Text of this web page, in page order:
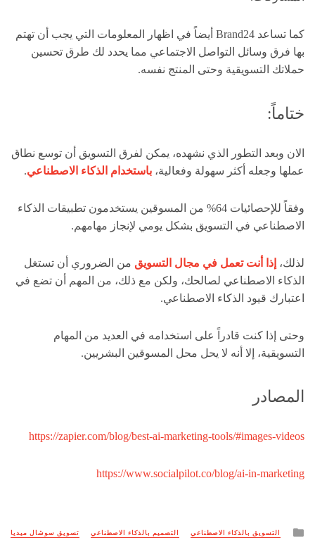
كما تساعد Brand24 أيضاً في اظهار المعلومات التي يجب أن تهتم
بها فرق وسائل التواصل الاجتماعي مما يحدد لك طرق تحسين
حملاتك التسويقية وحتى المنتج نفسه.
ختاماً:
الان وبعد التطور الذي نشهده، يمكن لفرق التسويق أن توسع نطاق
عملها وجعله أكثر سهولة وفعالية، باستخدام الذكاء الاصطناعي.
وفقاً للإحصائيات 64% من المسوقين يستخدمون تطبيقات الذكاء
الاصطناعي في التسويق بشكل يومي لإنجاز مهامهم.
لذلك، إذا أنت تعمل في مجال التسويق من الضروري أن تستغل
الذكاء الاصطناعي لصالحك، ولكن مع ذلك، من المهم أن تضع في
اعتبارك قيود الذكاء الاصطناعي.
وحتى إذا كنت قادراً على استخدامه في العديد من المهام
التسويقية، إلا أنه لا يحل محل المسوقين البشريين.
المصادر
https://zapier.com/blog/best-ai-marketing-tools/#images-videos
https://www.socialpilot.co/blog/ai-in-marketing
Posted
التسويق بالذكاء الاصطناعي التصميم بالذكاء الاصطناعي تسويق سوشال ميديا